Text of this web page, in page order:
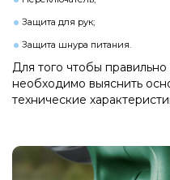
Защита для рук;
Защита шнура питания.
Для того чтобы
необходимо выяснить
технические